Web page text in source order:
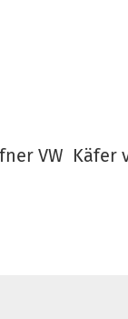
VW Käfer